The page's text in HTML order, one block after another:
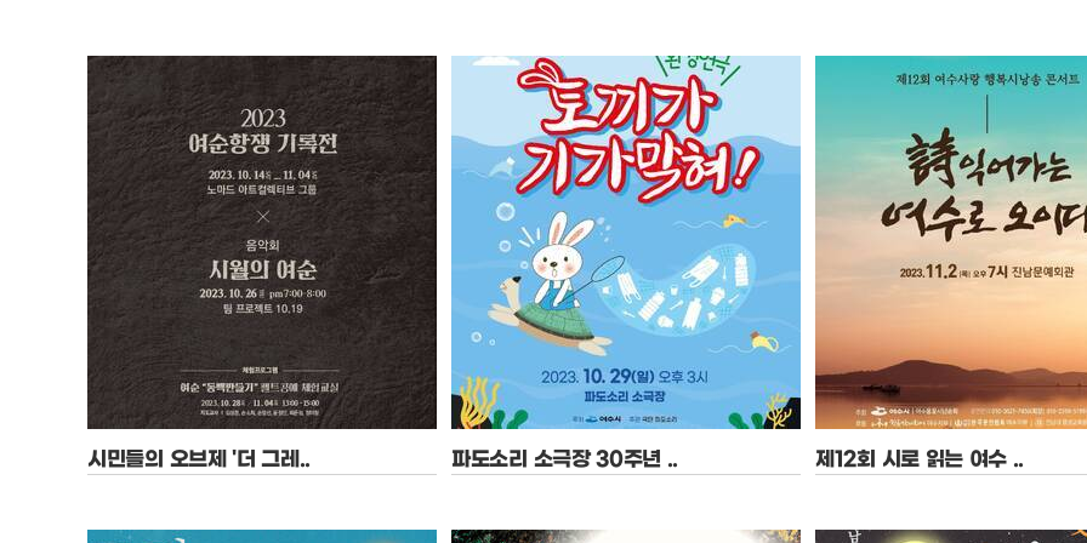
시민들의 오브제 '더 그레..
장소 : 여수 갤러리 노마드
파도소리 소극장 30주년 ..
장소 : 파도소리 소극장
제12회 시로 읽는 여수 ..
장소 :